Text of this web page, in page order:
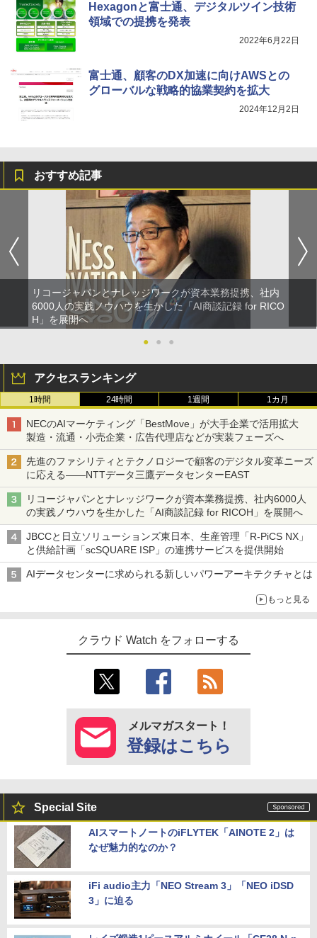
Hexagonと富士通、デジタルツイン技術
領域での提携を発表
2022年6月22日
富士通、顧客のDX加速に向けAWSとの
グローバルな戦略的協業契約を拡大
2024年12月2日
おすすめ記事
リコージャパンとナレッジワークが資本業務提携、社内
6000人の実践ノウハウを生かした「AI商談記録 for RICO
H」を展開へ
●
● ●
アクセスランキング
1時間 24時間 1週間 1カ月
NECのAIマーケティング「BestMove」が大手企業で活用拡大
製造・流通・小売企業・広告代理店などが実装フェーズへ
先進のファシリティとテクノロジーで顧客のデジタル変革ニーズ
に応える――NTTデータ三鷹データセンターEAST
リコージャパンとナレッジワークが資本業務提携、社内6000人
の実践ノウハウを生かした「AI商談記録 for RICOH」を展開へ
JBCCと日立ソリューションズ東日本、生産管理「R-PiCS NX」
と供給計画「scSQUARE ISP」の連携サービスを提供開始
AIデータセンターに求められる新しいパワーアーキテクチャとは
もっと見る
クラウド Watch をフォローする
メルマガスタート！
登録はこちら
Special Site
AIスマートノートのiFLYTEK「AINOTE 2」は
なぜ魅力的なのか？
iFi audio主力「NEO Stream 3」「NEO iDSD
3」に迫る